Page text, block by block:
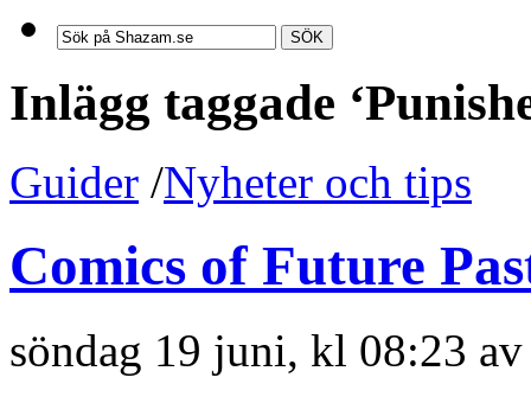
SÖK
Inlägg taggade
Guider /Nyheter och tips
Comics of Future
söndag 19 juni, kl 08:23 av